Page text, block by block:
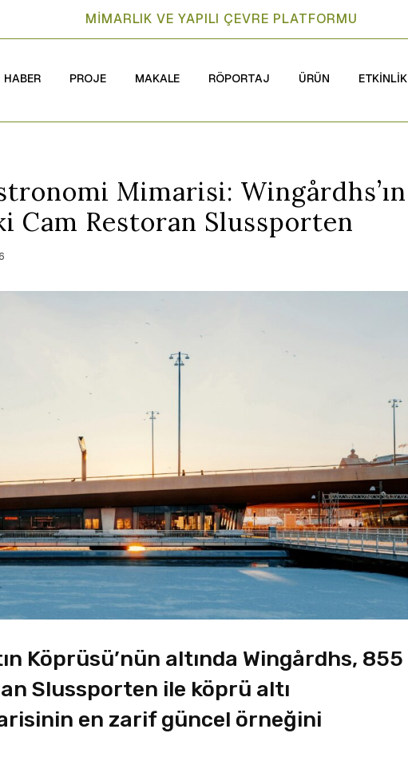
MİMARLIK VE YAPILI ÇEVRE PLATFORMU
HABER PROJE MAKALE RÖPORTAJ ÜRÜN ETKİNLİK
Mimarisi: Wingårdhs’ın
Cam Restoran Slussporten
Köprüsü’nün altında Wingårdhs, 855
Slussporten ile köprü altı
en zarif güncel örneğini